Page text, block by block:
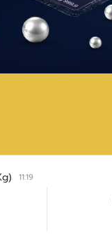
11:19